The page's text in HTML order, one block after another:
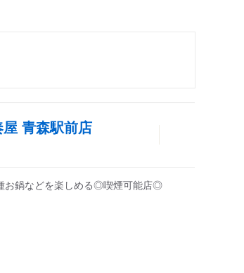
青森駅前店
お鍋などを楽しめる◎喫煙可能店◎